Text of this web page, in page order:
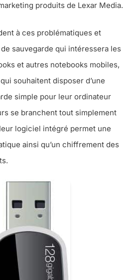
produits de Lexar Media.
à ces problématiques et
sauvegarde qui intéressera les
et autres notebooks mobiles,
souhaitent disposer d’une
simple pour leur ordinateur
se branchent tout simplement
logiciel intégré permet une
ainsi qu’un chiffrement des